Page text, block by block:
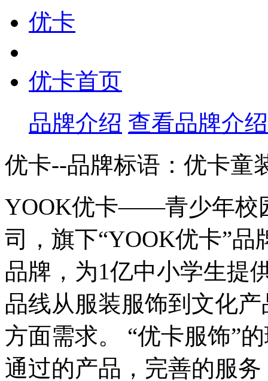
优卡
优卡首页
品牌介绍 查看品牌介绍
优卡--品牌标语： 优卡童
YOOK优卡——青少年校
司，旗下“YOOK优卡”
品牌，为1亿中小学生提
品线从服装服饰到文化
方面需求。 “优卡服饰”
通过的产品，完善的服